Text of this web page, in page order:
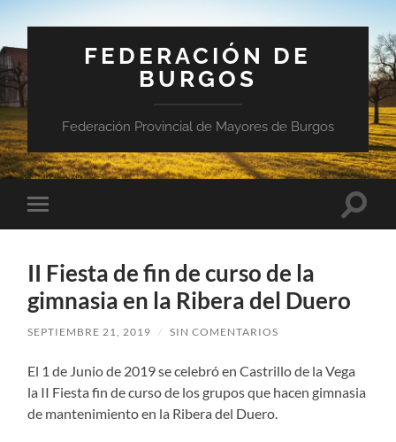
FEDERACIÓN DE
BURGOS
Federación Provincial de Mayores de Burgos
Alternar
el
móvil
II Fiesta de fin de curso de la
gimnasia en la Ribera del Duero
SEPTIEMBRE 21, 2019 / SIN COMENTARIOS
El 1 de Junio de 2019 se celebró en Castrillo de la Vega
la II Fiesta fin de curso de los grupos que hacen gimnasia
de mantenimiento en la Ribera del Duero.